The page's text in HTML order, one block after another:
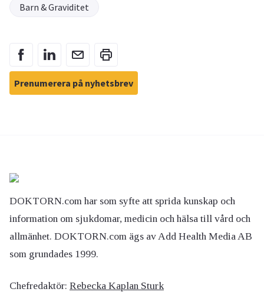
Barn & Graviditet
Prenumerera på nyhetsbrev
DOKTORN.com har som syfte att sprida kunskap och
information om sjukdomar, medicin och hälsa till vård och
allmänhet. DOKTORN.com ägs av Add Health Media AB
som grundades 1999.
Chefredaktör: Rebecka Kaplan Sturk